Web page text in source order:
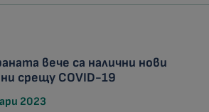
вече са налични нови
срещу COVID-19
2023